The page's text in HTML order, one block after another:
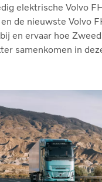
elektrische Volvo
de nieuwste Volvo
en ervaar hoe
samenkomen in